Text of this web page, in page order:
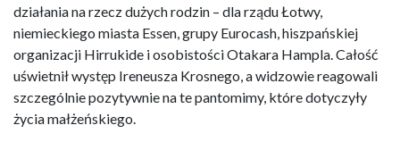
działania na rzecz dużych rodzin – dla rządu Łotwy,
niemieckiego miasta Essen, grupy Eurocash, hiszpańskiej
organizacji Hirrukide i osobistości Otakara Hampla. Całość
uświetnił występ Ireneusza Krosnego, a widzowie reagowali
szczególnie pozytywnie na te pantomimy, które dotyczyły
życia małżeńskiego.